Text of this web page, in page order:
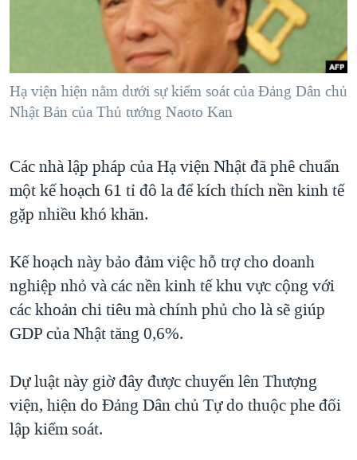
NGƯỜI VIỆT HẢI NGOẠI
KINH TẾ
KHOA HỌC
VĂN HOÁ
THỂ THAO
GIÁO DỤC
HÀNH TRÌNH BẦU CỬ 2024
MỘT NĂM CHIẾN TRANH TẠI DẢI GAZA
GIẢI MÃ VÀNH ĐAI & CON ĐƯỜNG
NGÀY TỊ NẠN THẾ GIỚI
GROUND ZERO – XƯA VÀ NAY
CHI PHÍ CHIẾN TRANH AFGHANISTAN
THƯỢNG ĐỈNH TRUMP-KIM TẠI VIỆT NAM
TRỊNH VĨNH BÌNH VS. CHÍNH PHỦ VIỆT NAM
NGƯ DÂN VIỆT VÀ LÀN SÓNG TRỘM HẢI SÂM
QUAN HỆ VIỆT MỸ
MẠNG XÃ HỘI
Ngôn ngữ khác
Hạ viện hiện nằm dưới sự kiểm soát của Đảng Dân chủ
Nhật Bản của Thủ tướng Naoto Kan
Các nhà lập pháp của Hạ viện Nhật đã phê chuẩn
một kế hoạch 61 tỉ đô la để kích thích nền kinh tế
gặp nhiều khó khăn.
Kế hoạch này bảo đảm việc hỗ trợ cho doanh
nghiệp nhỏ và các nền kinh tế khu vực cộng với
các khoản chi tiêu mà chính phủ cho là sẽ giúp
GDP của Nhật tăng 0,6%.
Dự luật này giờ đây được chuyển lên Thượng
viện, hiện do Đảng Dân chủ Tự do thuộc phe đối
lập kiểm soát.